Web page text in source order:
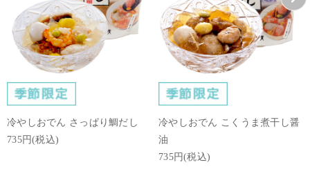
冷やしおでん さっぱり鯛だし
735円(税込)
冷やしおでん こくうま煮干し醤
油
735円(税込)